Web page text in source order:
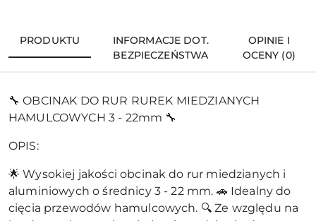
PRODUKTU
INFORMACJE DOT.
BEZPIECZEŃSTWA
OPINIE I
OCENY (0)
🔧 OBCINAK DO RUR RUREK MIEDZIANYCH
HAMULCOWYCH 3 - 22mm 🔧
OPIS:
🌟 Wysokiej jakości obcinak do rur miedzianych i
aluminiowych o średnicy 3 - 22 mm. 🚗 Idealny do
cięcia przewodów hamulcowych. 🔍 Ze względu na